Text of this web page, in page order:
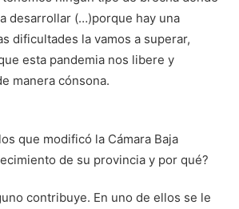
desarrollar (…)porque hay una
dificultades la vamos a superar,
esta pandemia nos libere y
manera cónsona.
que modificó la Cámara Baja
de su provincia y por qué?
contribuye. En uno de ellos se le